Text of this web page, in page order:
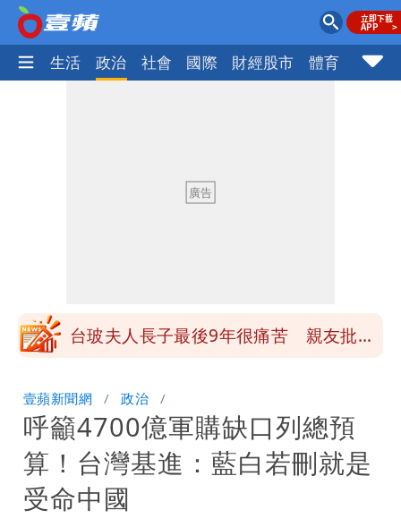
尚 生活 政治 社會 國際 財經股市 體育 壹蘋
噴：難道真在顧忌中國？
狗仔直擊｜郭書瑤隨興打扮要價破10
頭 辦公室全是「1聲音」
台玻夫人長子最後9年很痛苦 親友批徐
異 網笑：老師好像提油救火了
「民進黨有她裸照？」黃智賢回嗆：國民
黨墮落還不准人說
13子女擠10坪屋 媽傳返家：我很愛孩
子...請還我們平靜
氣象女神累了？白海豚報成「白沙屯」
壹蘋新聞網 政治
呼籲4700億軍購缺口列總預
算！台灣基進：藍白若刪就是
受命中國